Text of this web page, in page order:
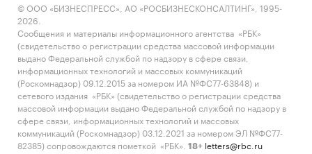
© ООО «БИЗНЕСПРЕСС», АО «РОСБИЗНЕСКОНСАЛТИНГ», 1995-
2026.
Сообщения и материалы информационного агентства «РБК»
(свидетельство о регистрации средства массовой информации
выдано Федеральной службой по надзору в сфере связи,
информационных технологий и массовых коммуникаций
(Роскомнадзор) 09.12.2015 за номером ИА №ФС77-63848) и
сетевого издания «РБК» (свидетельство о регистрации средства
массовой информации выдано Федеральной службой по надзору в
сфере связи, информационных технологий и массовых
коммуникаций (Роскомнадзор) 03.12.2021 за номером ЭЛ №ФС77-
82385) сопровождаются пометкой «РБК».
18+ letters@rbc.ru